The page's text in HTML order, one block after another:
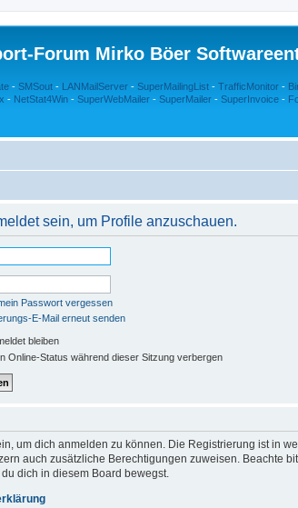
Forum Mirko Böer
- SMSout - LANMailServer - SuperMailingList - TrafficMonitor -
- NetStat4Win - SuperWebMailer - SuperMailer - SuperInvoice -
sein, um Profile anzuschauen.
Passwort vergessen
E-Mail erneut senden
bleiben
Online-Status während dieser Sitzung verbergen
um dich anmelden zu können. Die Registrierung ist in
auch zusätzliche Berechtigungen zuweisen. Beachte
dich in diesem Board bewegst.